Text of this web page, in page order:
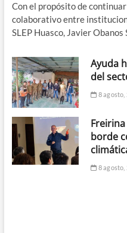
Con el propósito de
colaborativo entre
SLEP Huasco, Javier
Ayuda
del
8 agosto,
borde
8 agosto,